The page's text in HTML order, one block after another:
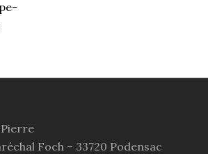
Foch – 33720 Podensac